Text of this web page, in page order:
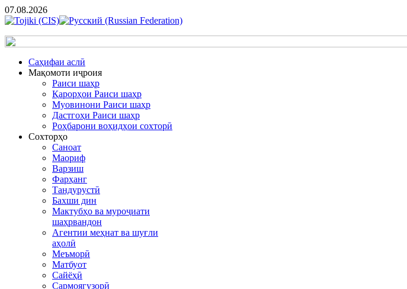
07.08.2026
Cаҳифаи аслӣ
Мақомоти иҷроия
Раиси шаҳр
Қарорҳои Раиси шаҳр
Муовинони Раиси шаҳр
Дастгоҳи Раиси шаҳр
Роҳбарони воҳидҳои сохторӣ
Сохторҳо
Саноат
Маориф
Варзиш
Фарҳанг
Тандурустӣ
Бахши дин
Мактубҳо ва муроҷиати
шаҳрвандон
Агентии меҳнат ва шуғли
аҳолӣ
Меъморӣ
Матбуот
Сайёҳӣ
Сармоягузорӣ